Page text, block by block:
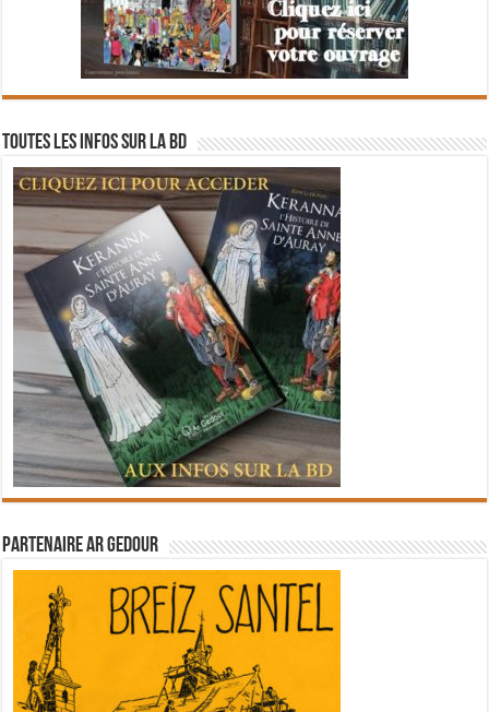
Toutes les infos sur la BD
Partenaire Ar Gedour